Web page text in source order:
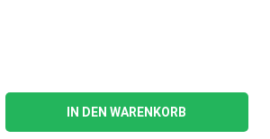
IN DEN WARENKORB